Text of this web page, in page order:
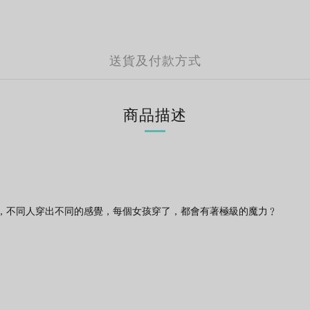
送貨及付款方式
商品描述
同人穿出不同的感覺，每個女孩穿了，都會有著極級的魔力﹖